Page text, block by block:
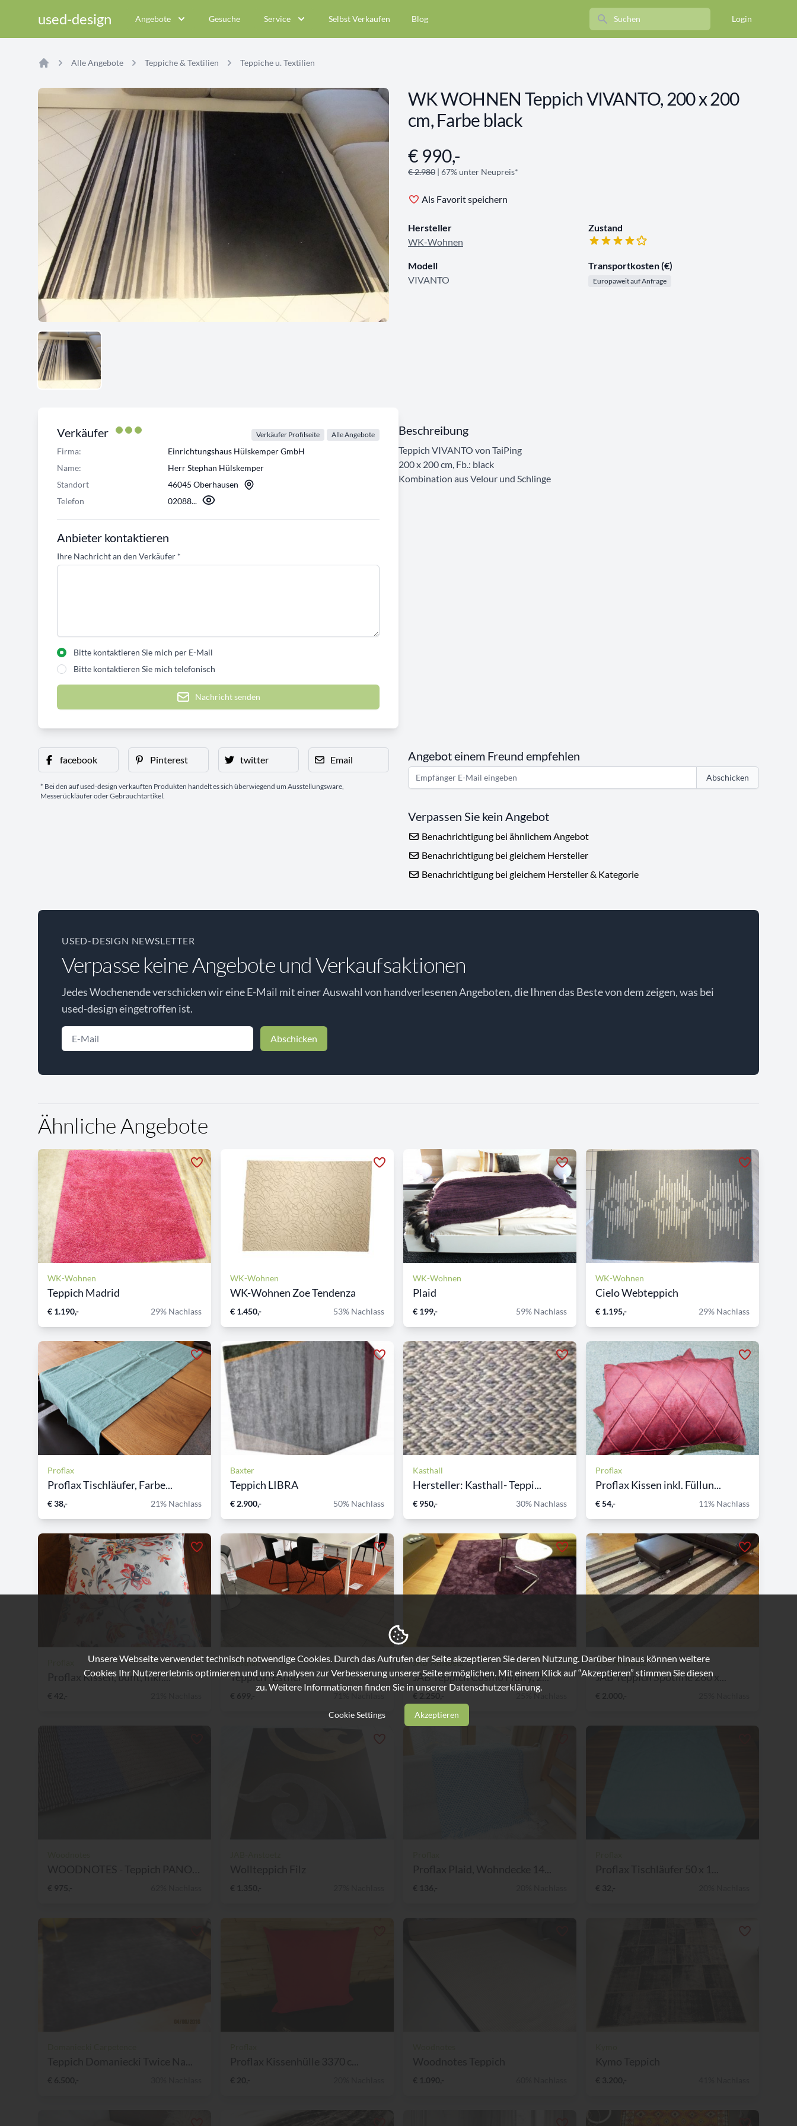
used-design Angebote Gesuche Service Selbst Verkaufen Blog Search Login
Alle Angebote Teppiche & Textilien Teppiche u. Textilien
WK WOHNEN Teppich VIVANTO, 200 x 200
cm, Farbe black
Angebotsinformationen
€ 990,-
€ 2.980 | 67% unter Neupreis*
Als Favorit speichern
Hersteller
WK-Wohnen
Zustand
Modell
VIVANTO
Transportkosten (€)
Europaweit auf Anfrage
Verkäufer Verkäufer Profilseite Alle Angebote
Firma:
Einrichtungshaus Hülskemper GmbH
Name:
Herr Stephan Hülskemper
Standort
46045 Oberhausen
Telefon
02088...
Anbieter kontaktieren
Ihre Nachricht an den Verkäufer *
Bitte kontaktieren Sie mich per E-Mail
Bitte kontaktieren Sie mich telefonisch
Nachricht senden
Beschreibung
Teppich VIVANTO von TaiPing
200 x 200 cm, Fb.: black
Kombination aus Velour und Schlinge
facebook Pinterest twitter Email
* Bei den auf used-design verkauften Produkten handelt es sich überwiegend um Ausstellungsware,
Messerückläufer oder Gebrauchtartikel.
Angebot einem Freund empfehlen
Abschicken
Verpassen Sie kein Angebot
Benachrichtigung bei ähnlichem Angebot
Benachrichtigung bei gleichem Hersteller
Benachrichtigung bei gleichem Hersteller & Kategorie
USED-DESIGN NEWSLETTER
Verpasse keine Angebote und Verkaufsaktionen
Jedes Wochenende verschicken wir eine E-Mail mit einer Auswahl von handverlesenen Angeboten, die Ihnen das Beste von dem zeigen, was bei
used-design eingetroffen ist.
Abschicken
Ähnliche Angebote
WK-Wohnen
Teppich Madrid
€ 1.190,- 29% Nachlass
WK-Wohnen
WK-Wohnen Zoe Tendenza
€ 1.450,- 53% Nachlass
WK-Wohnen
Plaid
€ 199,- 59% Nachlass
WK-Wohnen
Cielo Webteppich
€ 1.195,- 29% Nachlass
Proflax
Proflax Tischläufer, Farbe...
€ 38,- 21% Nachlass
Baxter
Teppich LIBRA
€ 2.900,- 50% Nachlass
Kasthall
Hersteller: Kasthall- Teppi...
€ 950,- 30% Nachlass
Proflax
Proflax Kissen inkl. Füllun...
€ 54,- 11% Nachlass
Proflax Kissen, bunt, inkl....
€ 42,-
Kasthall
Teppich *Esther*
€ 699,-
JAB-Anstoetz
JAB Teppich Cosmo Fluffy, 2...
€ 2.250,- 25% Nachlass
JAB-Anstoetz
JAB Teppich Spotline 260 x...
€ 2.000,-
Unsere Webseite verwendet technisch notwendige Cookies. Durch das Aufrufen der Seite akzeptieren Sie deren Nutzung. Darüber hinaus können weitere
Cookies Ihr Nutzererlebnis optimieren und uns Analysen zur Verbesserung unserer Seite ermöglichen. Mit einem Klick auf “Akzeptieren” stimmen Sie diesen
zu. Weitere Informationen finden Sie in unserer Datenschutzerklärung.
Cookie Settings Akzeptieren